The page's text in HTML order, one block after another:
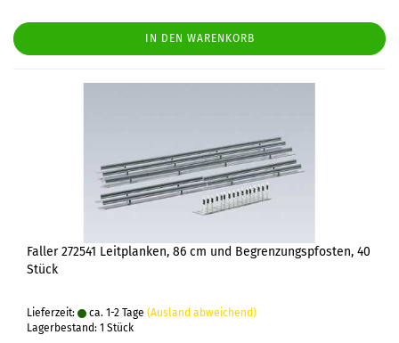
IN DEN WARENKORB
Faller 272541 Leitplanken, 86 cm und Begrenzungspfosten, 40
Stück
Lieferzeit: ca. 1-2 Tage (Ausland abweichend)
Lagerbestand: 1 Stück